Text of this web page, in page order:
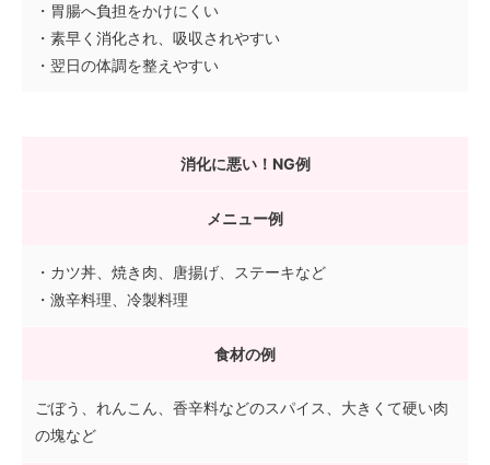
・胃腸へ負担をかけにくい
・素早く消化され、吸収されやすい
・翌日の体調を整えやすい
消化に悪い！NG例
メニュー例
・カツ丼、焼き肉、唐揚げ、ステーキなど
・激辛料理、冷製料理
食材の例
ごぼう、れんこん、香辛料などのスパイス、大きくて硬い肉
の塊など